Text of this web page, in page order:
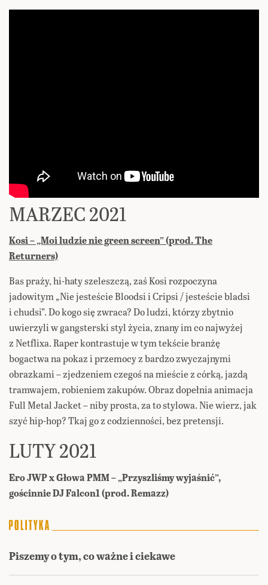
MARZEC 2021
Kosi – „Moi ludzie nie green screen” (prod. The
Returners)
Bas praży, hi-haty szeleszczą, zaś Kosi rozpoczyna
jadowitym „Nie jesteście Bloodsi i Cripsi / jesteście bladsi
i chudsi”. Do kogo się zwraca? Do ludzi, którzy zbytnio
uwierzyli w gangsterski styl życia, znany im co najwyżej
z Netflixa. Raper kontrastuje w tym tekście branżę
bogactwa na pokaz i przemocy z bardzo zwyczajnymi
obrazkami – zjedzeniem czegoś na mieście z córką, jazdą
tramwajem, robieniem zakupów. Obraz dopełnia animacja
Full Metal Jacket – niby prosta, za to stylowa. Nie wierz, jak
szyć hip-hop? Tkaj go z codzienności, bez pretensji.
LUTY 2021
Ero JWP x Głowa PMM – „Przyszliśmy wyjaśnić”,
gościnnie DJ Falcon1 (prod. Remazz)
Piszemy o tym, co ważne i ciekawe